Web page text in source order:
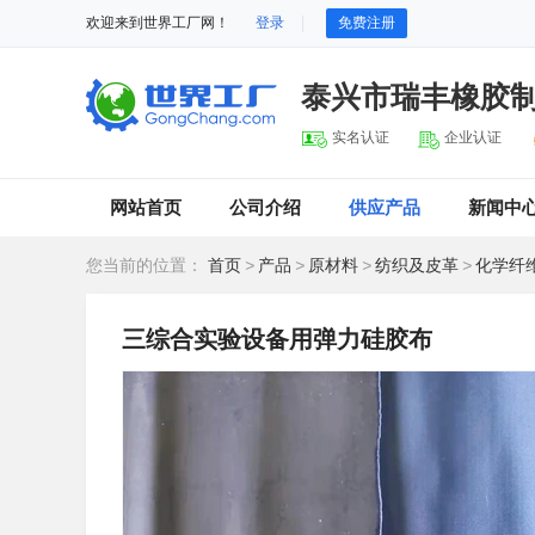
欢迎来到世界工厂网！ 登录 免费注册
泰兴市瑞丰橡胶
实名认证 企业认证
网站首页 公司介绍 供应产品 新闻中
您当前的位置： 首页 > 产品 > 原材料 >纺织及皮革 >化学纤
三综合实验设备用弹力硅胶布